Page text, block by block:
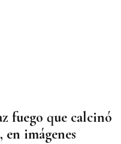
fuego que calcinó
imágenes